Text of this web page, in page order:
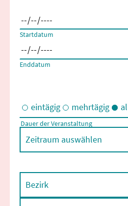
Startdatum
Enddatum
Eintägige und/oder mehrtägige
eintägig mehrtägig
Dauer der Veranstaltung
Zeitraum auswählen
Bezirk